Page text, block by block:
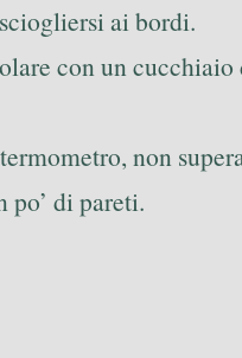
ai bordi.
con un
non
po’ di pareti.